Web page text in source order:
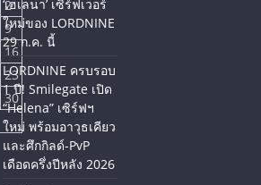
2
9
16
23
30
‘เฮเลนา’ เซิร์ฟเวอร์
ใหม่ของ LORDNINE
29 ก.ค. นี้
LORDNINE ครบรอบ
1 ปี! Smilegate เปิด
“Helena” เซิร์ฟฯ
ใหม่ พร้อมอาวุธเคียว
และศึกกิลด์-PvP
เดือดครึ่งปีหลัง 2026